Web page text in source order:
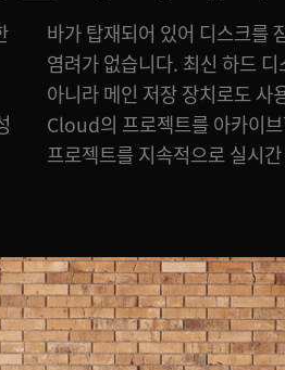
프로젝트를 지속적으로 실시